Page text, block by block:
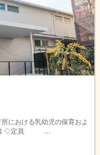
おける乳幼児の保育およ
5歳 ◇定員 …